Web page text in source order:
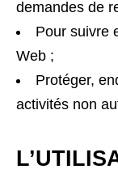
demandes de
Pour suivre
Web ;
Protéger,
activités non